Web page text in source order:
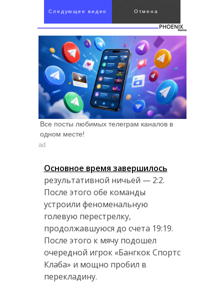
Следующее видео Отмена
Все посты любимых телеграм каналов в
одном месте!
ad
Основное время завершилось
результативной ничьей — 2:2.
После этого обе команды
устроили феноменальную
голевую перестрелку,
продолжавшуюся до счета 19:19.
После этого к мячу подошел
очередной игрок «Бангкок Спортс
Клаба» и мощно пробил в
перекладину.